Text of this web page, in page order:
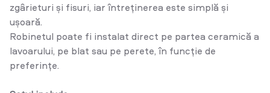
zgârieturi și fisuri, iar întreținerea este simplă și
ușoară.
Robinetul poate fi instalat direct pe partea ceramică a
lavoarului, pe blat sau pe perete, în funcție de
preferințe.